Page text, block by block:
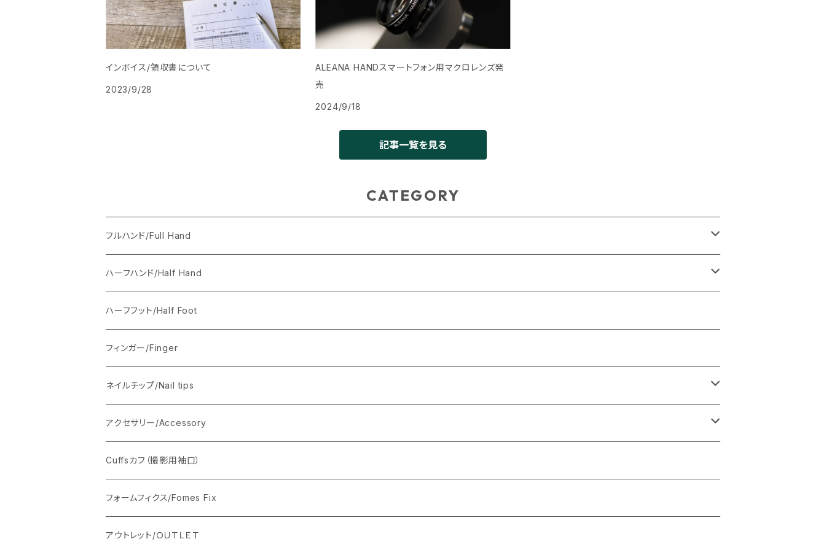
インボイス/領収書について
2023/9/28
ALEANA HANDスマートフォン用マクロレンズ発
売
2024/9/18
記事一覧を見る
CATEGORY
フルハンド/Full Hand
Anais（女性の手）
ワイヤーあり
ワイヤーなし
Axel（男性の手）
ハーフハンド/Half Hand
ワイヤーあり
ワイヤーなし
ハーフフット/Half Foot
フィンガー/Finger
ネイルチップ/Nail tips
ベーシックネイルチップ
フルハンド用セット350枚
ハーフハンド用セット250枚
ソフトジェルネイルチップ
アクセサリー/Accessory
ホルダー/スタンド
シリコンパレット/エルボーレスト
ストーンベース
Cuffsカフ（撮影用袖口）
フォームフィクス/Fomes Fix
アウトレット/ＯＵＴＬＥＴ